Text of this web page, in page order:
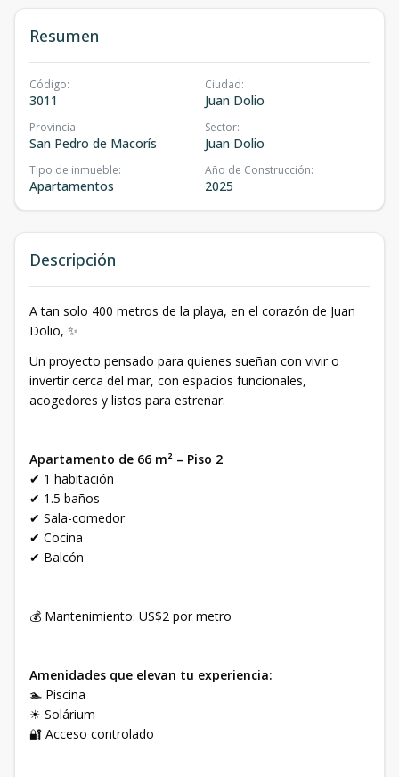
Resumen
Código:
3011
Ciudad:
Juan Dolio
Provincia:
San Pedro de Macorís
Sector:
Juan Dolio
Tipo de inmueble:
Apartamentos
Año de Construcción:
2025
Descripción
A tan solo 400 metros de la playa, en el corazón de Juan
Dolio, ✨
Un proyecto pensado para quienes sueñan con vivir o
invertir cerca del mar, con espacios funcionales,
acogedores y listos para estrenar.
Apartamento de 66 m² – Piso 2
✔ 1 habitación
✔ 1.5 baños
✔ Sala-comedor
✔ Cocina
✔ Balcón
💰 Mantenimiento: US$2 por metro
Amenidades que elevan tu experiencia:
🏊 Piscina
☀ Solárium
🔐 Acceso controlado